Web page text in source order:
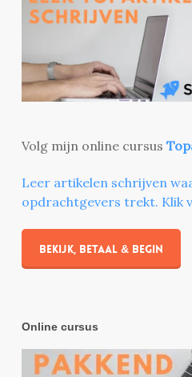
Volg mijn online cursus
Leer artikelen schrijven
opdrachtgevers trekt. Klik
Bekijk, betaal & begin
Online cursus